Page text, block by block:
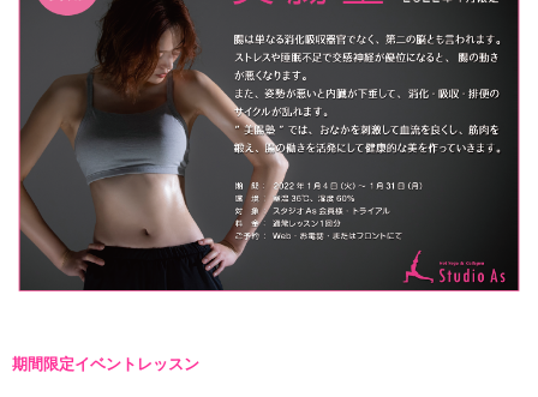
期間限定イベントレッスン
指導員育成コース
セミナー開催
スタッフブログ
ご入会のご予約